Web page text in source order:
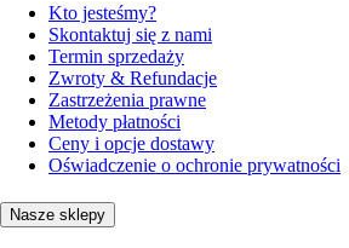
Kto jesteśmy?
Skontaktuj się z nami
Termin sprzedaży
Zwroty & Refundacje
Zastrzeżenia prawne
Metody płatności
Ceny i opcje dostawy
Oświadczenie o ochronie prywatności
Nasze sklepy